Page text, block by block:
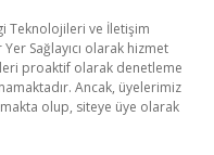
Teknolojileri ve İletişim
Sağlayıcı olarak hizmet
proaktif olarak denetleme
Ancak, üyelerimiz
olup, siteye üye olarak